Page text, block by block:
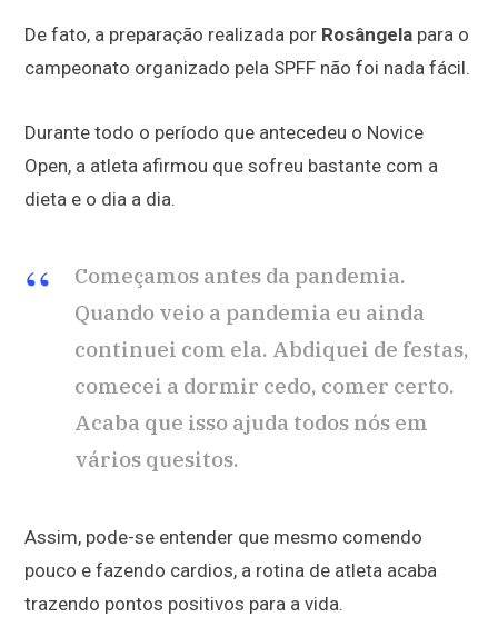
De fato, a preparação realizada por Rosângela para o
campeonato organizado pela SPFF não foi nada fácil.
Durante todo o período que antecedeu o Novice
Open, a atleta afirmou que sofreu bastante com a
dieta e o dia a dia.
Começamos antes da pandemia.
Quando veio a pandemia eu ainda
continuei com ela. Abdiquei de festas,
comecei a dormir cedo, comer certo.
Acaba que isso ajuda todos nós em
vários quesitos.
Assim, pode-se entender que mesmo comendo
pouco e fazendo cardios, a rotina de atleta acaba
trazendo pontos positivos para a vida.